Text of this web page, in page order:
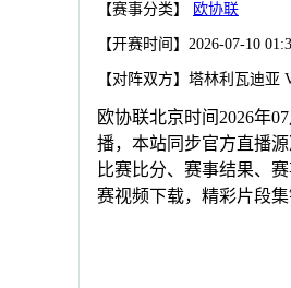
【赛事分类】 欧协联
【开赛时间】2026-07-10
【对阵双方】塔林利瓦迪亚
欧协联北京时间2026年
播，本站同步官方直播
比赛比分、赛事结果、
赛视频下载，精彩片段集